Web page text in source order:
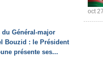
oct
du Général-major
Bouzid : le Président
présente ses...